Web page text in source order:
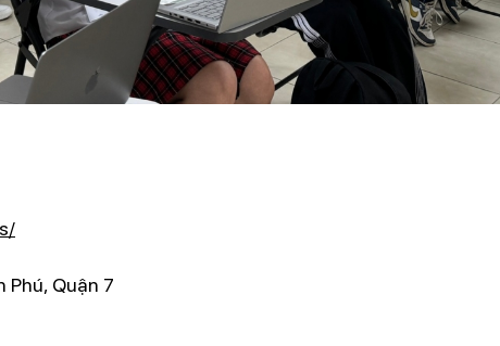
Phú, Quận 7